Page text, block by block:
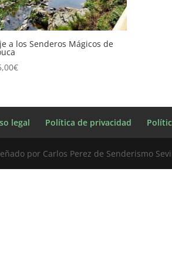
a los Senderos Mágicos de
€
legal Política de privacidad
por Carlos Perez de Senderismo